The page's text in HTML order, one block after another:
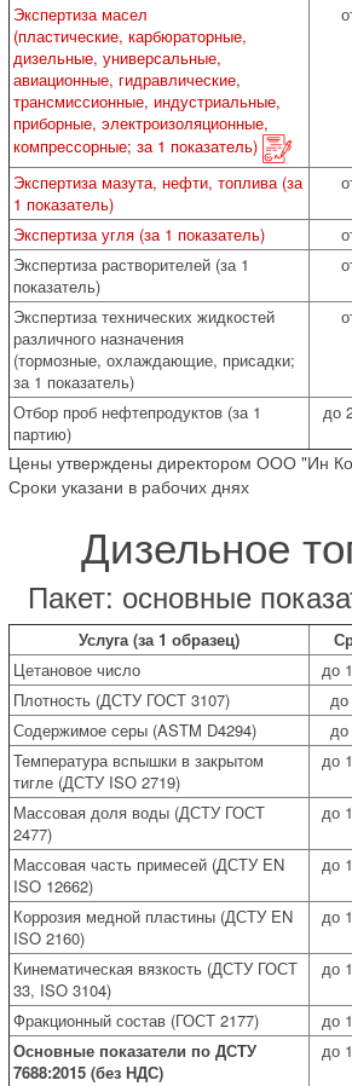
Экспертиза масел
(пластические, карбюраторные,
дизельные, универсальные,
авиационные, гидравлические,
трансмиссионные, индустриальные,
приборные, электроизоляционные,
компрессорные; за 1 показатель)
Экспертиза мазута, нефти, топлива (за
1 показатель)
Экспертиза угля (за 1 показатель)
Экспертиза растворителей (за 1
показатель)
Экспертиза технических жидкостей
различного назначения
(тормозные, охлаждающие, присадки;
за 1 показатель)
Отбор проб нефтепродуктов (за 1
партию)
до
Цены утверждены директором ООО "Ин
Сроки указани в рабочих днях
Дизельное
Пакет: основные
Услуга (за 1 образец)
Цетановое число
до
Плотность (ДСТУ ГОСТ 3107)
до
Содержимое серы (ASTM D4294)
до
Температура вспышки в закрытом
тигле (ДСТУ ISО 2719)
до
Массовая доля воды (ДСТУ ГОСТ
2477)
до
Массовая часть примесей (ДСТУ EN
ISO 12662)
до
Коррозия медной пластины (ДСТУ EN
ISO 2160)
до
Кинематическая вязкость (ДСТУ ГОСТ
33, ISO 3104)
до
Фракционный состав (ГОСТ 2177) до
Основные показатели по ДСТУ
7688:2015 (без НДС)
до